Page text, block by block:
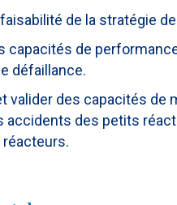
de la stratégie
capacités de
défaillance.
valider des capacités de
accidents des petits
réacteurs.